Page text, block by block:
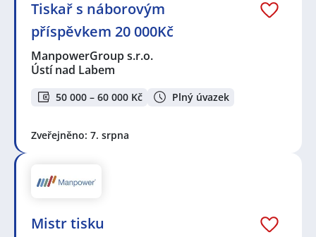
Tiskař s náborovým
příspěvkem 20 000Kč
ManpowerGroup s.r.o.
Ústí nad Labem
50 000 – 60 000 Kč Plný úvazek
Zveřejněno: 7. srpna
Mistr tisku